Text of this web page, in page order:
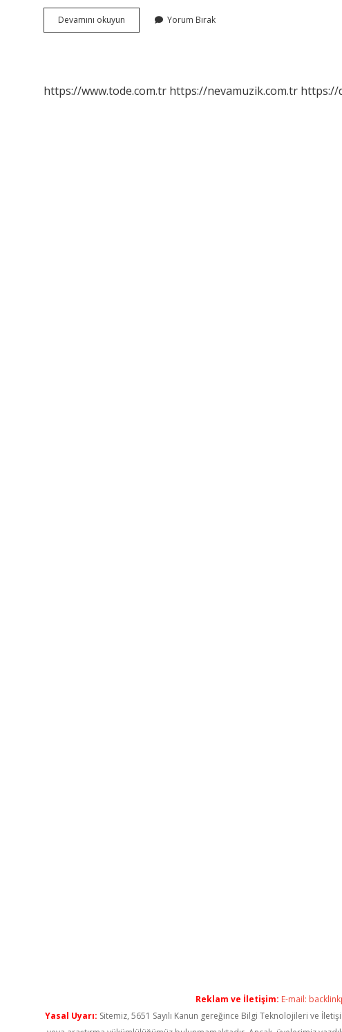
Devamını okuyun Tamamlayıcı
Sağlık
Yorum Bırak
https://www.tode.com.tr https://nevamuzik.com.tr https://
Reklam ve İletişim: E-mail:
Yasal Uyarı: Sitemiz, 5651 Sayılı Kanun gereğince Bilgi Teknolojileri ve